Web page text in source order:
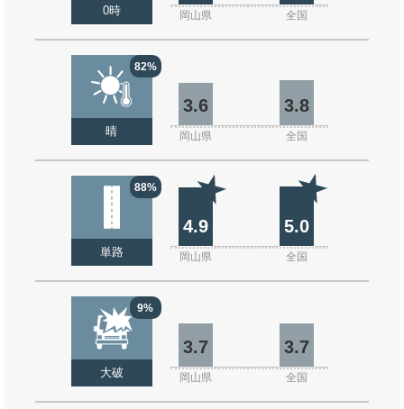
0時 岡山県 全国
82%
晴
3.6 3.8
岡山県 全国
88%
単路
4.9 5.0
岡山県 全国
9%
大破
3.7 3.7
岡山県 全国